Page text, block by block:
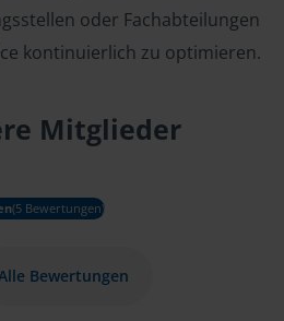
oder Fachabteilungen
kontinuierlich zu optimieren.
Mitglieder
(5 Bewertungen)
Bewertungen